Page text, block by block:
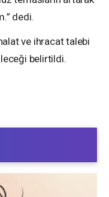
dedi.
ve ihracat talebi
belirtildi.